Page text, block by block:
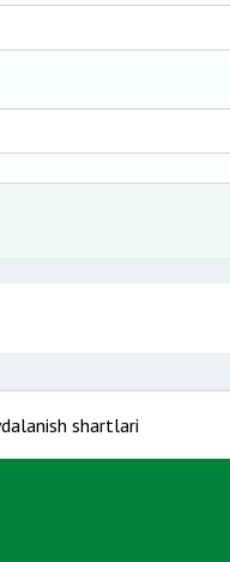
shartlari